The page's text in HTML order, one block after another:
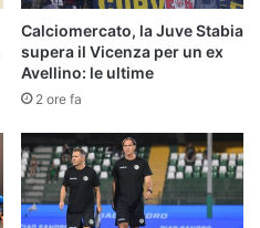
Calciomercato, la Juve Stabia
supera il Vicenza per un ex
Avellino: le ultime
2 ore fa